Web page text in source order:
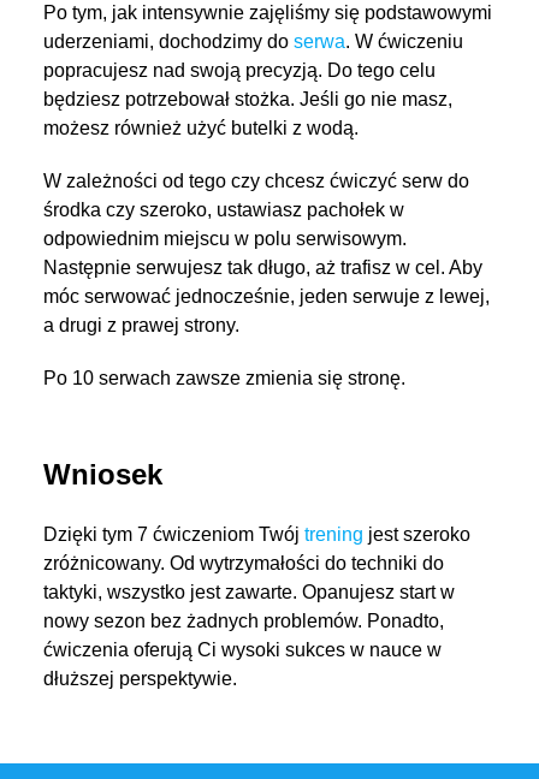
Po tym, jak intensywnie zajęliśmy się podstawowymi
uderzeniami, dochodzimy do serwa. W ćwiczeniu
popracujesz nad swoją precyzją. Do tego celu
będziesz potrzebował stożka. Jeśli go nie masz,
możesz również użyć butelki z wodą.
W zależności od tego czy chcesz ćwiczyć serw do
środka czy szeroko, ustawiasz pachołek w
odpowiednim miejscu w polu serwisowym.
Następnie serwujesz tak długo, aż trafisz w cel. Aby
móc serwować jednocześnie, jeden serwuje z lewej,
a drugi z prawej strony.
Po 10 serwach zawsze zmienia się stronę.
Wniosek
Dzięki tym 7 ćwiczeniom Twój trening jest szeroko
zróżnicowany. Od wytrzymałości do techniki do
taktyki, wszystko jest zawarte. Opanujesz start w
nowy sezon bez żadnych problemów. Ponadto,
ćwiczenia oferują Ci wysoki sukces w nauce w
dłuższej perspektywie.